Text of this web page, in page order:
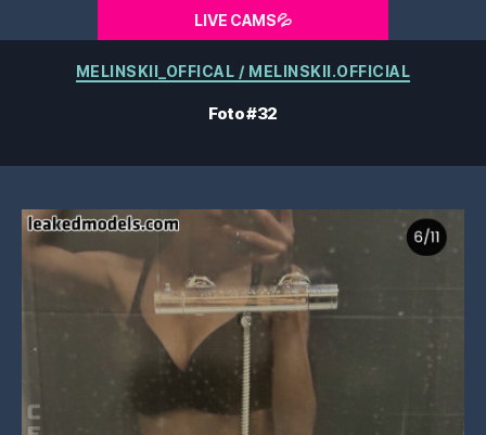
LIVE CAMS💦
Kategorier
MELINSKII_OFFICAL / MELINSKII.OFFICIAL
Foto #32